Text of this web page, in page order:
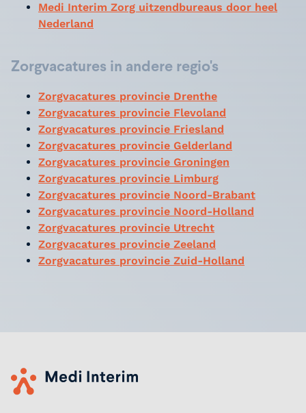
Medi Interim Zorg uitzendbureaus door heel
Nederland
Zorgvacatures in andere regio's
Zorgvacatures provincie Drenthe
Zorgvacatures provincie Flevoland
Zorgvacatures provincie Friesland
Zorgvacatures provincie Gelderland
Zorgvacatures provincie Groningen
Zorgvacatures provincie Limburg
Zorgvacatures provincie Noord-Brabant
Zorgvacatures provincie Noord-Holland
Zorgvacatures provincie Utrecht
Zorgvacatures provincie Zeeland
Zorgvacatures provincie Zuid-Holland